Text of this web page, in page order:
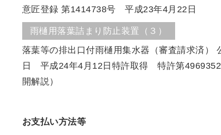
意匠登録 第1414738号 平成23年4月22日
雨樋用落葉詰まり防止装置（３）
落葉等の排出口付雨樋用集水器（審査請求済
日 平成24年4月12日特許取得 特許第
開解説）
お支払い方法等